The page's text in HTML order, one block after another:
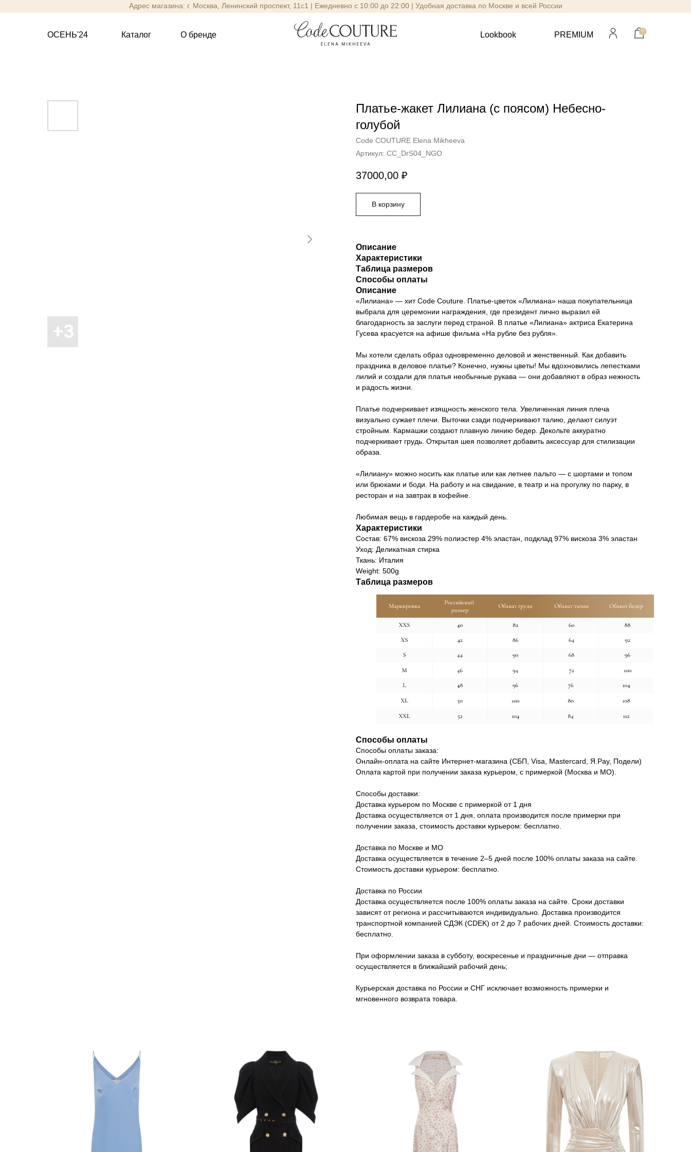
Адрес магазина: г. Москва, Ленинский проспект, 11с1 | Ежедневно с 10:00 до 22:00 | Удобная доставка по Москве и всей России
PREMIUM
Lookbook
ОСЕНЬ'24 Каталог О бренде 0
Платье-жакет Лилиана (с поясом) Небесно-
голубой
Code COUTURE Elena Mikheeva
Артикул: CC_DrS04_NGO
37000,00 ₽
В корзину
Описание
Характеристики
Таблица размеров
Способы оплаты
Описание
«Лилиана» — хит Code Couture. Платье-цветок «Лилиана» наша покупательница
выбрала для церемонии награждения, где президент лично выразил ей
благодарность за заслуги перед страной. В платье «Лилиана» актриса Екатерина
Гусева красуется на афише фильма «На рубле без рубля».
Мы хотели сделать образ одновременно деловой и женственный. Как добавить
праздника в деловое платье? Конечно, нужны цветы! Мы вдохновились лепестками
лилий и создали для платья необычные рукава — они добавляют в образ нежность
и радость жизни.
Платье подчеркивает изящность женского тела. Увеличенная линия плеча
визуально сужает плечи. Выточки сзади подчеркивают талию, делают силуэт
стройным. Кармашки создают плавную линию бедер. Декольте аккуратно
подчеркивает грудь. Открытая шея позволяет добавить аксессуар для стилизации
образа.
«Лилиану» можно носить как платье или как летнее пальто — с шортами и топом
или брюками и боди. На работу и на свидание, в театр и на прогулку по парку, в
ресторан и на завтрак в кофейне.
Любимая вещь в гардеробе на каждый день.
Характеристики
Cостав: 67% вискоза 29% полиэстер 4% эластан, подклад 97% вискоза 3% эластан
Уход: Деликатная стирка
Ткань: Италия
Weight: 500g
Таблица размеров
Способы оплаты
Способы оплаты заказа:
Онлайн-оплата на сайте Интернет-магазина (СБП, Visa, Mastercard, Я.Pay, Подели)
Оплата картой при получении заказа курьером, с примеркой (Москва и МО).
Способы доставки:
Доставка курьером по Москве с примеркой от 1 дня
Доставка осуществляется от 1 дня, оплата производится после примерки при
получении заказа, стоимость доставки курьером: бесплатно.
Доставка по Москве и МО
Доставка осуществляется в течение 2–5 дней после 100% оплаты заказа на сайте.
Стоимость доставки курьером: бесплатно.
Доставка по России
Доставка осуществляется после 100% оплаты заказа на сайте. Сроки доставки
зависят от региона и рассчитываются индивидуально. Доставка производится
транспортной компанией СДЭК (CDEK) от 2 до 7 рабочих дней. Стоимость доставки:
бесплатно.
При оформлении заказа в субботу, воскресенье и праздничные дни — отправка
осуществляется в ближайший рабочий день;
Курьерская доставка по России и СНГ исключает возможность примерки и
мгновенного возврата товара.